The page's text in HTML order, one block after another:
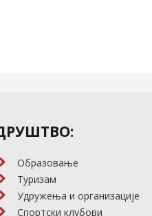
Образовање
Туризам
Удружења и организације
Спортски клубови